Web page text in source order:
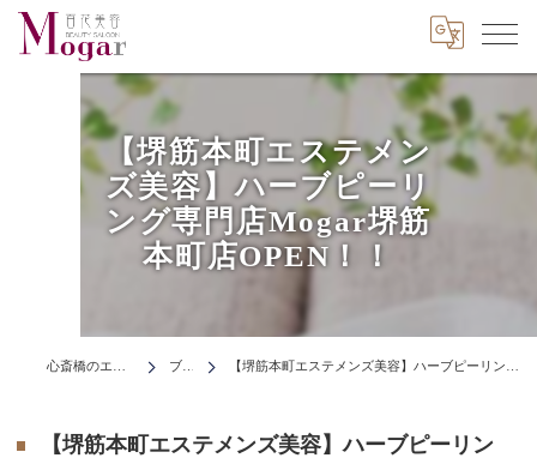
【堺筋本町エステメン
ズ美容】ハーブピーリ
ング専門店Mogar堺筋
本町店OPEN！！
ブログ 【堺筋本町エステメンズ美容】ハーブピーリング専門店Mogar堺筋本町店OPEN！！
【堺筋本町エステメンズ美容】ハーブピーリン